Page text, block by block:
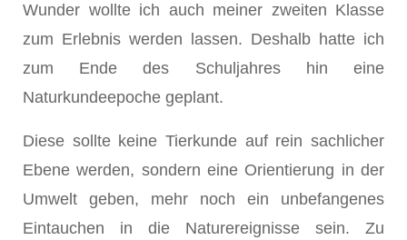
Wunder wollte ich auch meiner zweiten Klasse
zum Erlebnis werden lassen. Deshalb hatte ich
zum Ende des Schuljahres hin eine
Naturkundeepoche geplant.
Diese sollte keine Tierkunde auf rein sachlicher
Ebene werden, sondern eine Orientierung in der
Umwelt geben, mehr noch ein unbefangenes
Eintauchen in die Naturereignisse sein. Zu